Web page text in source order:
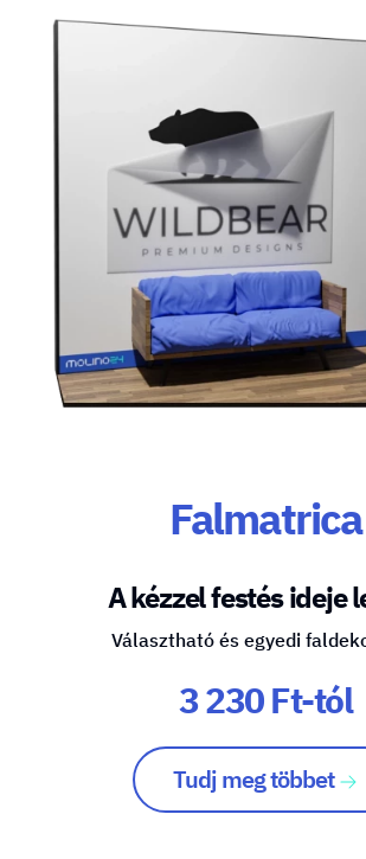
Falmatrica
A kézzel festés ideje
Választható és egyedi
3 230 Ft-tól
Tudj meg többet